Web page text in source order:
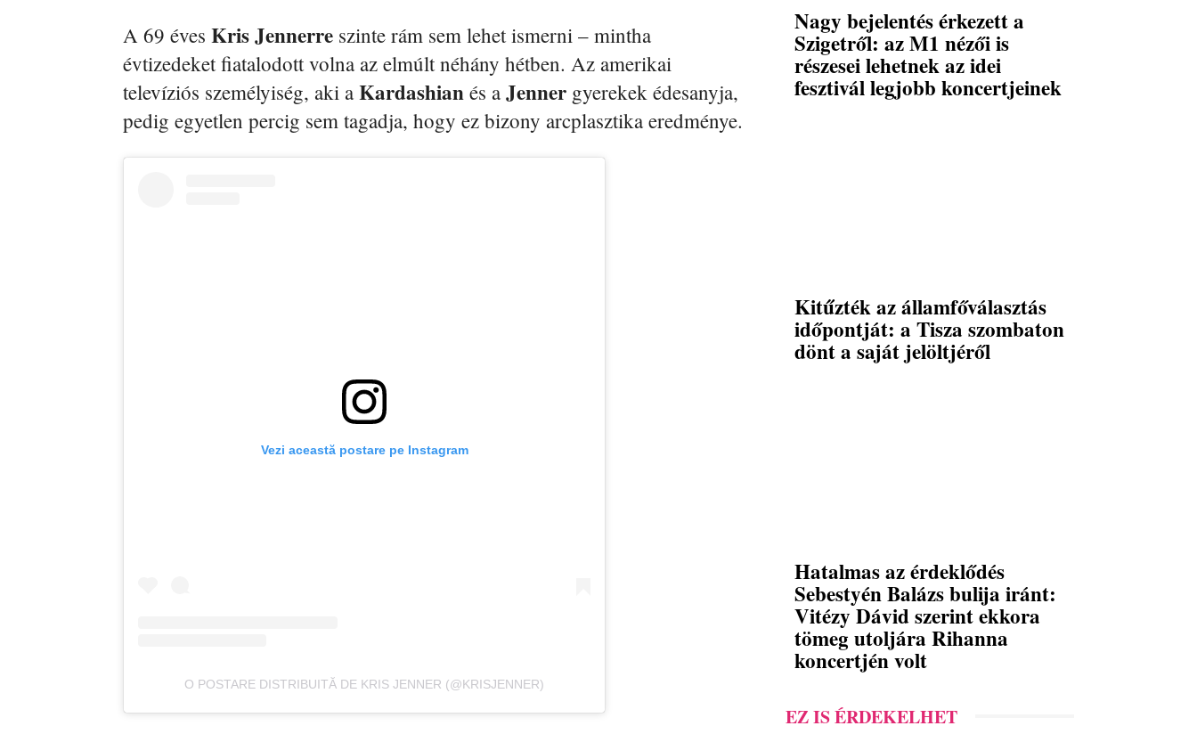
A 69 éves Kris Jennerre szinte rám sem lehet ismerni – mintha
évtizedeket fiatalodott volna az elmúlt néhány hétben. Az amerikai
televíziós személyiség, aki a Kardashian és a Jenner gyerekek édesanyja,
pedig egyetlen percig sem tagadja, hogy ez bizony arcplasztika eredménye.
Vezi această postare pe Instagram
O POSTARE DISTRIBUITĂ DE KRIS JENNER (@KRISJENNER)
Nagy bejelentés érkezett a
Szigetről: az M1 nézői is
részesei lehetnek az idei
fesztivál legjobb koncertjeinek
Kitűzték az államfőválasztás
időpontját: a Tisza szombaton
dönt a saját jelöltjéről
Hatalmas az érdeklődés
Sebestyén Balázs bulija iránt:
Vitézy Dávid szerint ekkora
tömeg utoljára Rihanna
koncertjén volt
EZ IS ÉRDEKELHET